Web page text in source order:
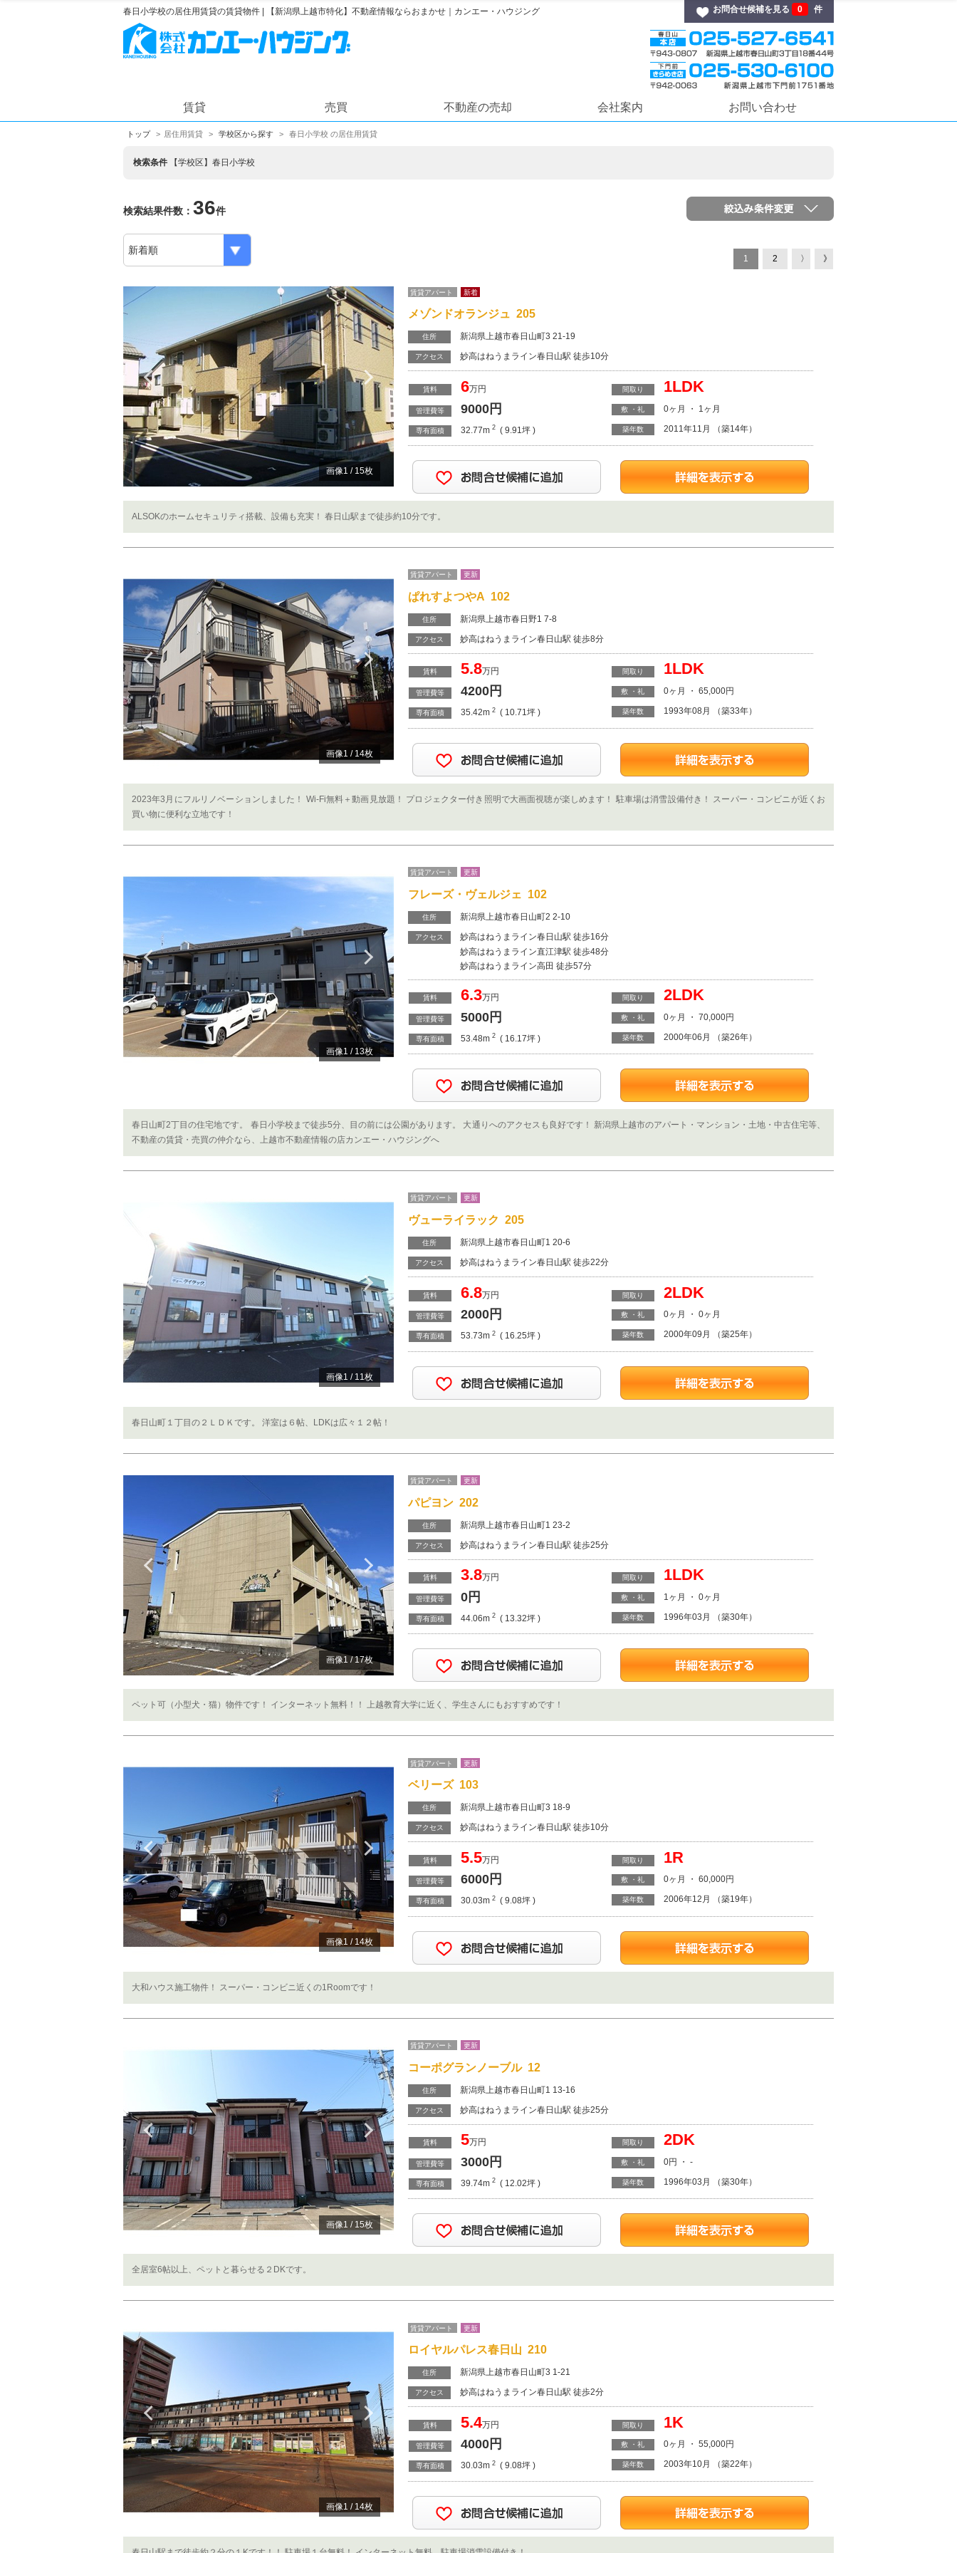
春日小学校の居住用賃貸の賃貸物件 | 【新潟県上越市特化】不動産情報ならおまかせ｜カンエー・ハウジング お問合せ候補を見る 0 件
賃貸 売買 不動産の売却 会社案内 お問い合わせ
トップ 居住用賃貸 学校区から探す 春日小学校 の居住用賃貸
検索条件 【学校区】春日小学校
検索結果件数： 36件
1 2 〉 》
Previous
画像1 / 15枚
Next
賃貸アパート 新着
メゾンドオランジュ 205
住所 新潟県上越市春日山町3 21-19
アクセス 妙高はねうまライン春日山駅 徒歩10分
賃料 6万円
管理費等 9000 円
専有面積 32.77m2 ( 9.91坪 )
間取り 1LDK
敷 ・礼 0ヶ月 ・ 1ヶ月
築年数 2011年11月 （築14年）
ALSOKのホームセキュリティ搭載、設備も充実！ 春日山駅まで徒歩約10分です。
Previous
画像1 / 14枚
Next
賃貸アパート 更新
ぱれすよつやA 102
住所 新潟県上越市春日野1 7-8
アクセス 妙高はねうまライン春日山駅 徒歩8分
賃料 5.8万円
管理費等 4200 円
専有面積 35.42m2 ( 10.71坪 )
間取り 1LDK
敷 ・礼 0ヶ月 ・ 65,000円
築年数 1993年08月 （築33年）
2023年3月にフルリノベーションしました！ Wi-Fi無料＋動画見放題！ プロジェクター付き照明で大画面視聴が楽しめます！ 駐車場は消雪設備付き！ スーパー・コンビニが近くお
買い物に便利な立地です！
Previous
画像1 / 13枚
Next
賃貸アパート 更新
フレーズ・ヴェルジェ 102
住所 新潟県上越市春日山町2 2-10
アクセス
妙高はねうまライン春日山駅 徒歩16分
妙高はねうまライン直江津駅 徒歩48分
妙高はねうまライン高田 徒歩57分
賃料 6.3万円
管理費等 5000 円
専有面積 53.48m2 ( 16.17坪 )
間取り 2LDK
敷 ・礼 0ヶ月 ・ 70,000円
築年数 2000年06月 （築26年）
春日山町2丁目の住宅地です。 春日小学校まで徒歩5分、目の前には公園があります。 大通りへのアクセスも良好です！ 新潟県上越市のアパート・マンション・土地・中古住宅等、
不動産の賃貸・売買の仲介なら、上越市不動産情報の店カンエー・ハウジングへ
Previous
画像1 / 11枚
Next
賃貸アパート 更新
ヴューライラック 205
住所 新潟県上越市春日山町1 20-6
アクセス 妙高はねうまライン春日山駅 徒歩22分
賃料 6.8万円
管理費等 2000 円
専有面積 53.73m2 ( 16.25坪 )
間取り 2LDK
敷 ・礼 0ヶ月 ・ 0ヶ月
築年数 2000年09月 （築25年）
春日山町１丁目の２ＬＤＫです。 洋室は６帖、LDKは広々１２帖！
Previous
画像1 /17枚
Next
賃貸アパート 更新
パピヨン 202
住所 新潟県上越市春日山町1 23-2
アクセス 妙高はねうまライン春日山駅 徒歩25分
賃料 3.8万円
管理費等 0 円
専有面積 44.06m2 ( 13.32坪 )
間取り 1LDK
敷 ・礼 1ヶ月 ・ 0ヶ月
築年数 1996年03月 （築30年）
ペット可（小型犬・猫）物件です！ インターネット無料！！ 上越教育大学に近く、学生さんにもおすすめです！
Previous
画像1 / 14枚
Next
賃貸アパート 更新
ベリーズ 103
住所 新潟県上越市春日山町3 18-9
アクセス 妙高はねうまライン春日山駅 徒歩10分
賃料 5.5万円
管理費等 6000 円
専有面積 30.03m2 ( 9.08坪 )
間取り 1R
敷 ・礼 0ヶ月 ・ 60,000円
築年数 2006年12月 （築19年）
大和ハウス施工物件！ スーパー・コンビニ近くの1Roomです！
Previous
画像1 / 15枚
Next
賃貸アパート 更新
コーポグランノーブル 12
住所 新潟県上越市春日山町1 13-16
アクセス 妙高はねうまライン春日山駅 徒歩25分
賃料 5万円
管理費等 3000 円
専有面積 39.74m2 ( 12.02坪 )
間取り 2DK
敷 ・礼 0円 ・ -
築年数 1996年03月 （築30年）
全居室6帖以上、ペットと暮らせる２DKです。
Previous
画像1 / 14枚
Next
賃貸アパート 更新
ロイヤルパレス春日山 210
住所 新潟県上越市春日山町3 1-21
アクセス 妙高はねうまライン春日山駅 徒歩2分
賃料 5.4万円
管理費等 4000 円
専有面積 30.03m2 ( 9.08坪 )
間取り 1K
敷 ・礼 0ヶ月 ・ 55,000円
築年数 2003年10月 （築22年）